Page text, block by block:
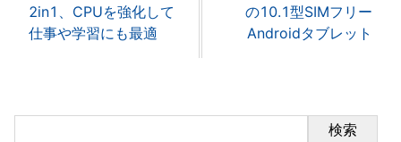
2in1、CPUを強化して
仕事や学習にも最適
の10.1型SIMフリー
Androidタブレット
検索